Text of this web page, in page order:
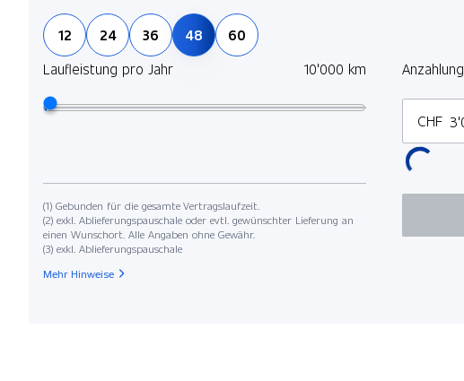
12 24 36 48
60
Laufleistung pro Jahr
10'000 km Anzahlung
CHF
(1) Gebunden für die gesamte Vertragslaufzeit.
(2) exkl. Ablieferungspauschale oder evtl. gewünschter Lieferung an
einen Wunschort. Alle Angaben ohne Gewähr.
(3) exkl. Ablieferungspauschale
Mehr Hinweise